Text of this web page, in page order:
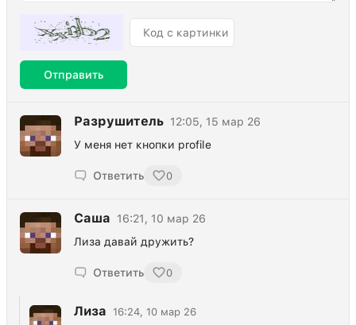
Отправить
Разрушитель 12:05, 15 мар 26
У меня нет кнопки profile
Ответить 0
Саша
16:21, 10 мар 26
Лиза давай дружить?
Ответить 0
Лиза 16:24, 10 мар 26